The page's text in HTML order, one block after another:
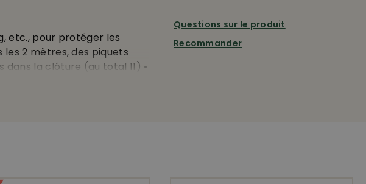
etc., pour protéger les
les 2 mètres, des piquets
dans la clôture (au total 11) •
clôture 80 cm • maillage
en Allemagne • couleur:
Questions sur le produit
Recommander